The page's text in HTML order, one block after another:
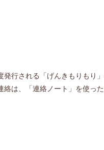
行される「げんきもりもり
は、「連絡ノート」を使っ